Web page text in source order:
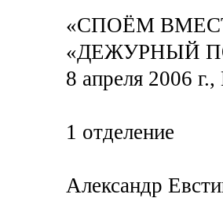
«СПОЁМ
«ДЕЖУРНЫЙ
8 апреля 2006
1 отделение
Александр